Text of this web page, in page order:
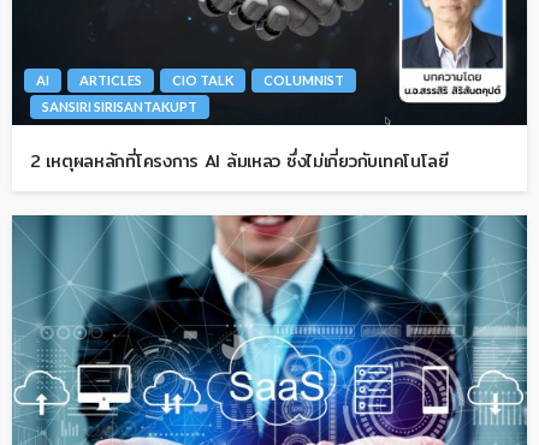
AI ARTICLES CIO TALK
COLUMNIST
SANSIRI SIRISANTAKUPT
2 เหตุผลหลักที่โครงการ AI ล้มเหลว ซึ่งไม่เกี่ยวกับเทคโนโลยี